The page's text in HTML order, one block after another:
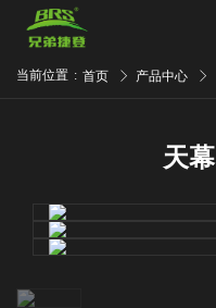
当前位置 : 首页 产品中心
天